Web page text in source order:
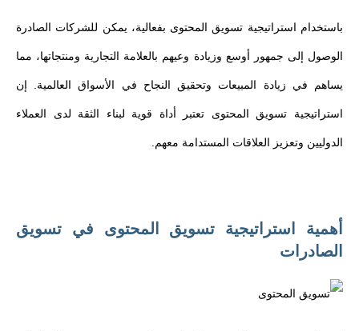
باستخدام استراتيجية تسويق المحتوى بفعالية، يمكن للشركات الصادرة
الوصول إلى جمهور أوسع وزيادة وعيهم بالعلامة التجارية ومنتجاتها، مما
يساهم في زيادة المبيعات وتحقيق النجاح في الأسواق العالمية. إن
استراتيجية تسويق المحتوى تعتبر أداة قوية لبناء الثقة لدى العملاء
الدوليين وتعزيز العلاقات المستدامة معهم.
أهمية استراتيجية تسويق المحتوى في تسويق
الصادرات